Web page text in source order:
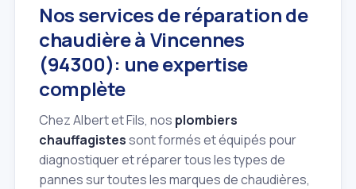
Nos services de réparation de
chaudière à Vincennes
(94300): une expertise
complète
Chez Albert et Fils, nos plombiers
chauffagistessont formés et équipés pour
diagnostiquer et réparer tous les types de
pannes sur toutes les marques de chaudières,